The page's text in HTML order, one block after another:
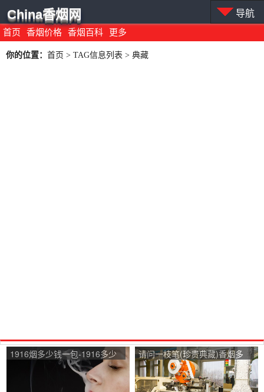
首页 香烟价格 香烟百科 更多
China香烟网 导航
你的位置： 首页 > TAG信息列表 > 典藏
1916烟多少钱一包-1916多少
钱一包？
请问一枝笔(珍贵典藏)香烟多
少钱一条？